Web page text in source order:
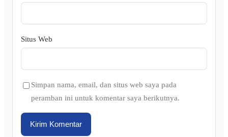
Situs Web
Simpan nama, email, dan situs web saya pada
peramban ini untuk komentar saya berikutnya.